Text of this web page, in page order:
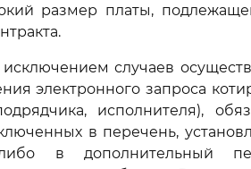
размер платы,
исключением случаев
электронного запроса
исполнителя),
в перечень,
в дополнительный